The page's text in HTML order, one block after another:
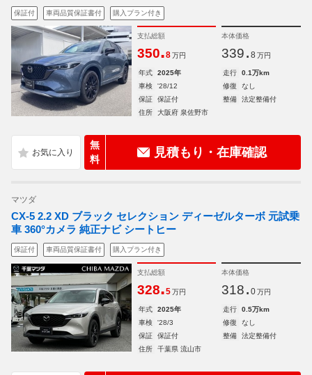
保証付 車両品質保証書付 購入プラン付き
支払総額
350.8 万円
本体価格
339. 8 万円
年式 2025年 走行
0.1万km
車検
'28/12 修復
なし
保証
保証付 整備
法定整備付
住所
大阪府 泉佐野市
無
料
見積もり・在庫確認
マツダ
CX-5 2.2 XD ブラック セレクション ディーゼルターボ 元試乗
車 360°カメラ 純正ナビ シートヒー
保証付 車両品質保証書付 購入プラン付き
支払総額
328.5 万円
本体価格
318. 0 万円
年式 2025年 走行
0.5万km
車検
'28/3 修復
なし
保証
保証付 整備
法定整備付
住所
千葉県 流山市